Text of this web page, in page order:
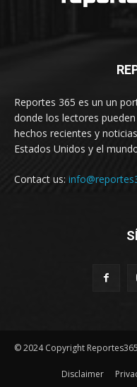
Reportes 365 es un un
donde los lectores
hechos recientes y
Estados Unidos y el
Contact us:
© 2024 Copyright
Disclaimer